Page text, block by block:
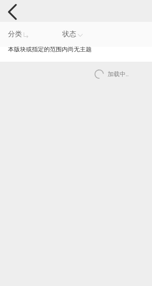
手机反馈
分类 状态
本版块或指定的范围内尚无主题
加载中..